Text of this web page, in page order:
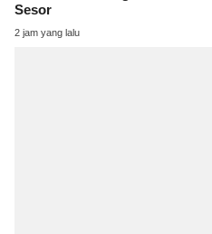
Sesor
2 jam yang lalu